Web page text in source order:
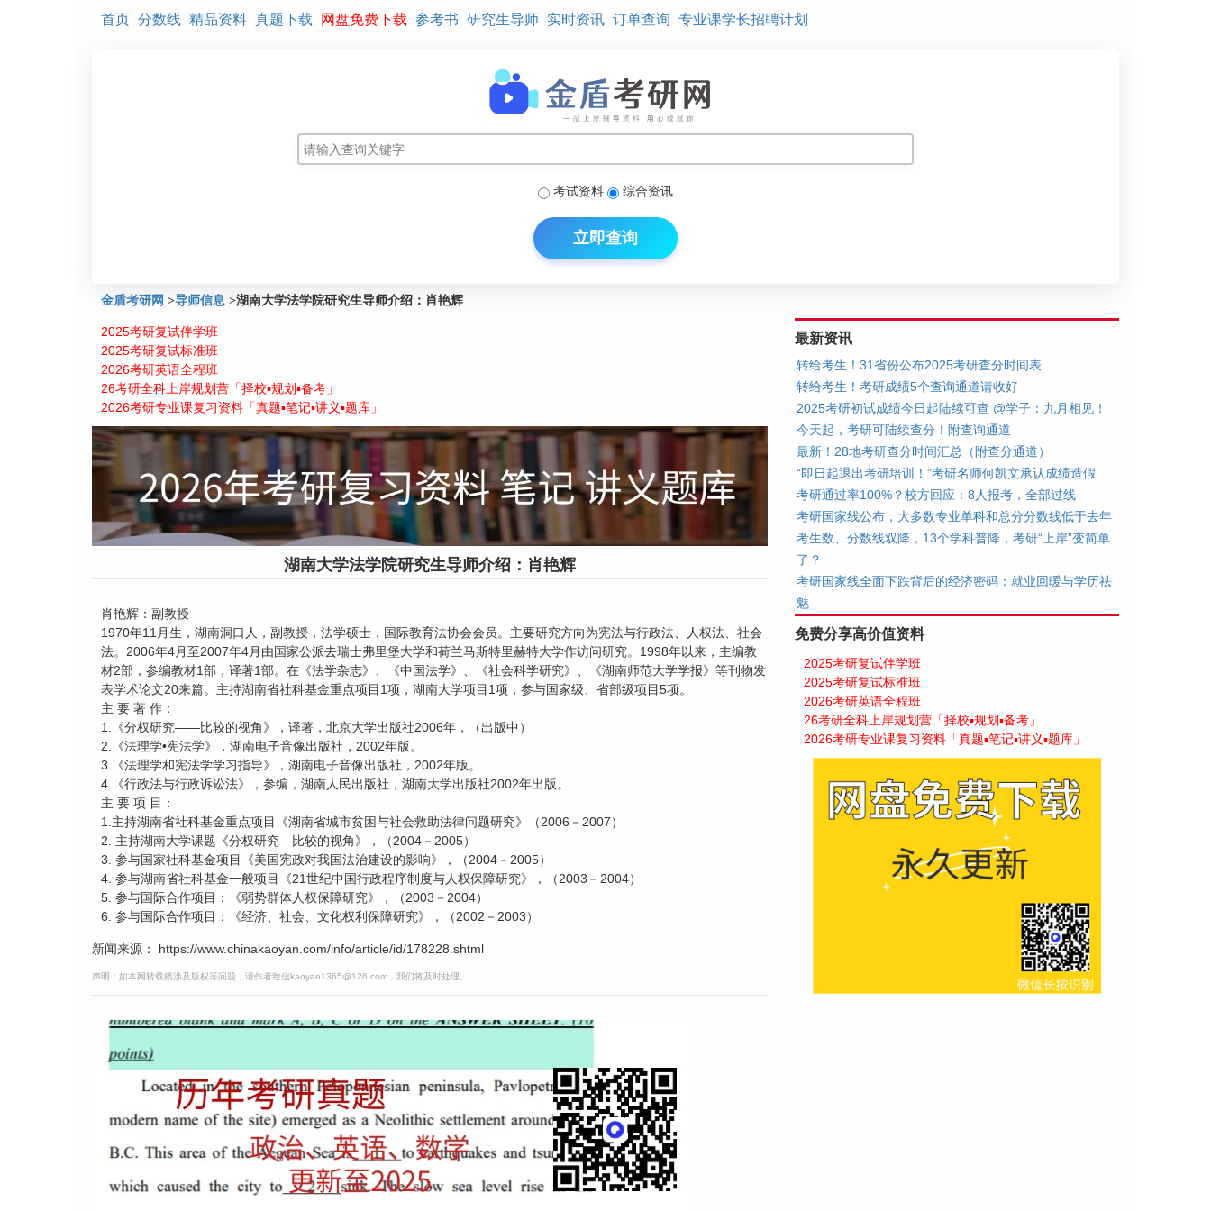
首页 分数线 精品资料 真题下载 网盘免费下载 参考书 研究生导师 实时资讯 订单查询 专业课学长招聘计划
考试资料 综合资讯
立即查询
金盾考研网 >导师信息 >湖南大学法学院研究生导师介绍：肖艳辉
2025考研复试伴学班
2025考研复试标准班
2026考研英语全程班
26考研全科上岸规划营「择校▪规划▪备考」
2026考研专业课复习资料「真题▪笔记▪讲义▪题库」
湖南大学法学院研究生导师介绍：肖艳辉
肖艳辉：副教授
1970年11月生，湖南洞口人，副教授，法学硕士，国际教育法协会会员。主要研究方向为宪法与行政法、人权法、社会
法。2006年4月至2007年4月由国家公派去瑞士弗里堡大学和荷兰马斯特里赫特大学作访问研究。1998年以来，主编教
材2部，参编教材1部，译著1部。在《法学杂志》、《中国法学》、《社会科学研究》、《湖南师范大学学报》等刊物发
表学术论文20来篇。主持湖南省社科基金重点项目1项，湖南大学项目1项，参与国家级、省部级项目5项。
主 要 著 作：
1.《分权研究——比较的视角》，译著，北京大学出版社2006年，（出版中）
2.《法理学•宪法学》，湖南电子音像出版社，2002年版。
3.《法理学和宪法学学习指导》，湖南电子音像出版社，2002年版。
4.《行政法与行政诉讼法》，参编，湖南人民出版社，湖南大学出版社2002年出版。
主 要 项 目：
1.主持湖南省社科基金重点项目《湖南省城市贫困与社会救助法律问题研究》（2006－2007）
2. 主持湖南大学课题《分权研究—比较的视角》，（2004－2005）
3. 参与国家社科基金项目《美国宪政对我国法治建设的影响》，（2004－2005）
4. 参与湖南省社科基金一般项目《21世纪中国行政程序制度与人权保障研究》，（2003－2004）
5. 参与国际合作项目：《弱势群体人权保障研究》，（2003－2004）
6. 参与国际合作项目：《经济、社会、文化权利保障研究》，（2002－2003）
新闻来源： https://www.chinakaoyan.com/info/article/id/178228.shtml
声明：如本网转载稿涉及版权等问题，请作者致信kaoyan1365@126.com，我们将及时处理。
最新资讯
转给考生！31省份公布2025考研查分时间表
转给考生！考研成绩5个查询通道请收好
2025考研初试成绩今日起陆续可查 @学子：九月相见！
今天起，考研可陆续查分！附查询通道
最新！28地考研查分时间汇总（附查分通道）
“即日起退出考研培训！”考研名师何凯文承认成绩造假
考研通过率100%？校方回应：8人报考，全部过线
考研国家线公布，大多数专业单科和总分分数线低于去年
考生数、分数线双降，13个学科普降，考研“上岸”变简单
了？
考研国家线全面下跌背后的经济密码：就业回暖与学历祛
魅
免费分享高价值资料
2025考研复试伴学班
2025考研复试标准班
2026考研英语全程班
26考研全科上岸规划营「择校▪规划▪备考」
2026考研专业课复习资料「真题▪笔记▪讲义▪题库」